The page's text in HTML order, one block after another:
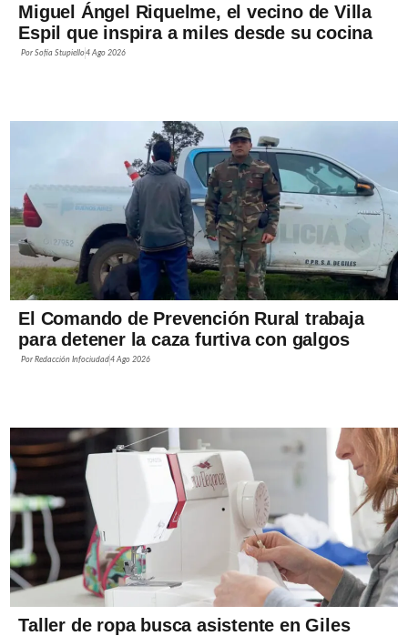
Miguel Ángel Riquelme, el vecino de Villa
Espil que inspira a miles desde su cocina
PorSofía Stupiello4 Ago 2026
El Comando de Prevención Rural trabaja
para detener la caza furtiva con galgos
PorRedacción Infociudad4 Ago 2026
Taller de ropa busca asistente en Giles